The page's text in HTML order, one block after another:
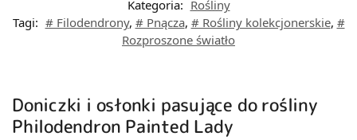
Kategoria: Rośliny
Tagi: # Filodendrony, # Pnącza, # Rośliny kolekcjonerskie, #
Rozproszone światło
Doniczki i osłonki pasujące do rośliny
Philodendron Painted Lady